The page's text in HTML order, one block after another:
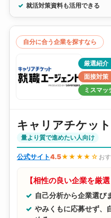
就活対策資料も活用できる
自分に合う企業を探すなら
厳選紹介
面接対策
ミスマッ
キャリアチケッ
量より質で進めたい人向け
公式サイト4.5★★★★☆ お
【相性の良い企業を厳選
自己分析から企業選び
やみくもに応募せず、